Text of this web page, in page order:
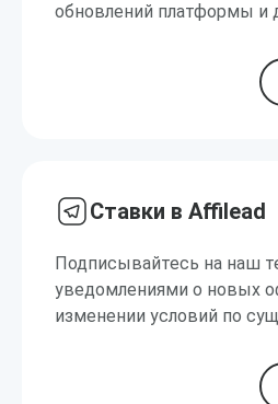
обновлений платформы и
Ставки в Affilead
Подписывайтесь на наш
уведомлениями о новых
изменении условий по